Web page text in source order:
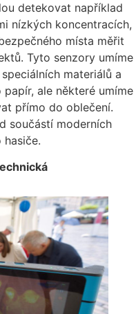
detekovat například
nízkých koncentracích,
místa měřit
Tyto senzory umíme
materiálů a
ale některé umíme
přímo do oblečení.
součástí moderních